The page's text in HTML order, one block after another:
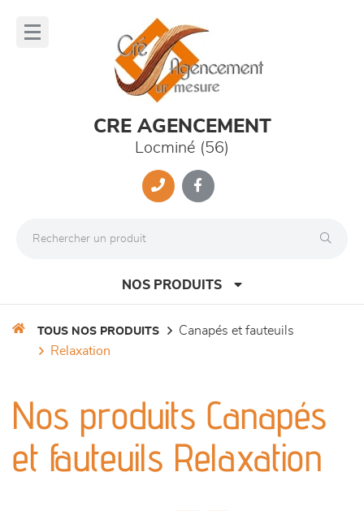
CRE AGENCEMENT
Locminé (56)
NOS PRODUITS
séjours
meubles de complément
TOUS NOS PRODUITS
canapés et fauteuils
relaxation
Nos produits Canapés
et fauteuils Relaxation